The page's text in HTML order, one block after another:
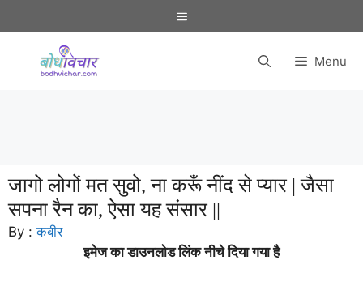
to
Menu
Menu
जागो लोगों मत सुवो, ना करूँ नींद से प्यार | जैसा
सपना रैन का, ऐसा यह संसार ||
By :कबीर
इमेज का डाउनलोड लिंक नीचे दिया गया है